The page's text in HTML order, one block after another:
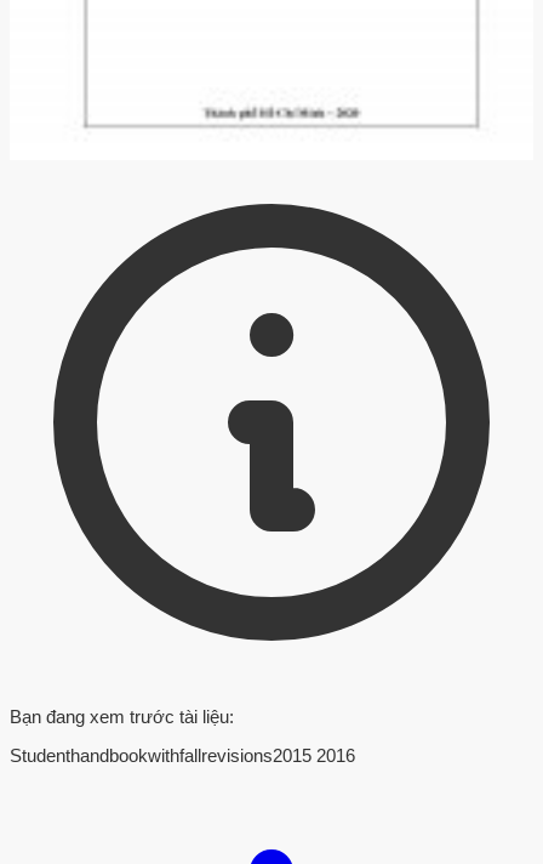
Bạn đang xem trước tài liệu:
Studenthandbookwithfallrevisions2015 2016